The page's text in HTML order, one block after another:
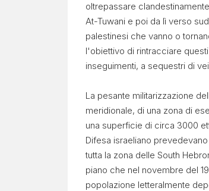
oltrepassare
At-Tuwani e poi da lì verso
palestinesi che vanno o
l'obiettivo di rintracciare
inseguimenti, a sequestri di
La pesante militarizzazione
meridionale, di una zona di
una superficie di circa 3000
Difesa israeliano
tutta la zona delle South
piano che nel novembre del
popolazione letteralmente